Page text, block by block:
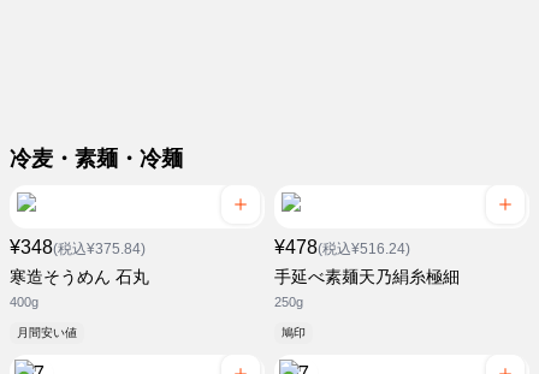
冷麦・素麺・冷麺
¥348(税込¥375.84)
寒造そうめん 石丸
400g
月間安い値
¥478(税込¥516.24)
手延べ素麺天乃絹糸極細
250g
鳩印